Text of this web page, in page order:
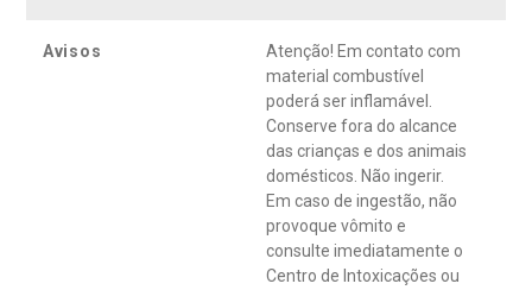
Avisos
Atenção! Em contato com
material combustível
poderá ser inflamável.
Conserve fora do alcance
das crianças e dos animais
domésticos. Não ingerir.
Em caso de ingestão, não
provoque vômito e
consulte imediatamente o
Centro de Intoxicações ou